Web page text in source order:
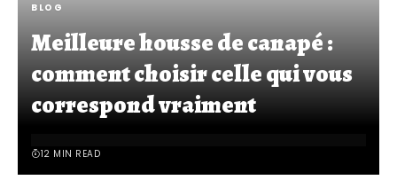
BLOG
Meilleure housse de canapé :
comment choisir celle qui vous
correspond vraiment
12 MIN READ